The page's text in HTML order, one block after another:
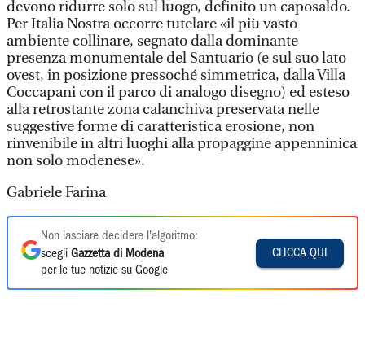
devono ridurre solo sul luogo, definito un caposaldo.
Per Italia Nostra occorre tutelare «il più vasto
ambiente collinare, segnato dalla dominante
presenza monumentale del Santuario (e sul suo lato
ovest, in posizione pressoché simmetrica, dalla Villa
Coccapani con il parco di analogo disegno) ed esteso
alla retrostante zona calanchiva preservata nelle
suggestive forme di caratteristica erosione, non
rinvenibile in altri luoghi alla propaggine appenninica
non solo modenese».
Gabriele Farina
Non lasciare decidere l'algoritmo:
scegli Gazzetta di Modena
per le tue notizie su Google
CLICCA QUI